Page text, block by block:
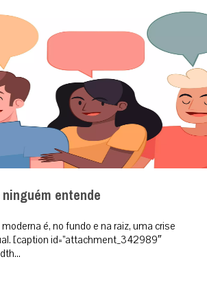
entende
é, no fundo e na raiz, uma crise
[caption id=”attachment_342989″